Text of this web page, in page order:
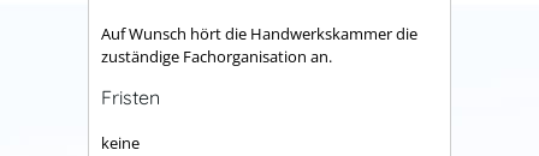
Auf Wunsch hört die Handwerkskammer die
zuständige Fachorganisation an.
Fristen
keine